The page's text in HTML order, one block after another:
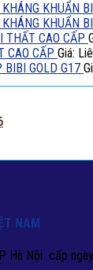
KHUẨN
KHUẨN
THẤT CAO CẤP
CAO CẤP Giá:
BIBI GOLD G17
NAM
Hà Nội cấp